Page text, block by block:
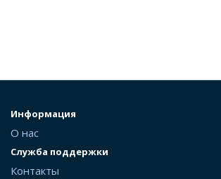
Информация
О нас
Служба поддержки
Контакты